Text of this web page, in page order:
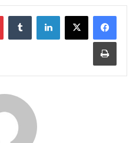
لينكدإن
طباعة